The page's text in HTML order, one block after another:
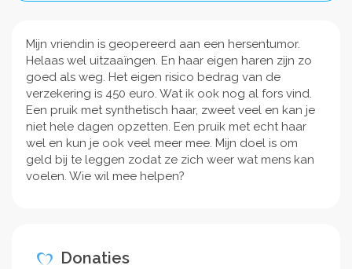
Mijn vriendin is geopereerd aan een hersentumor.
Helaas wel uitzaaïngen. En haar eigen haren zijn zo
goed als weg. Het eigen risico bedrag van de
verzekering is 450 euro. Wat ik ook nog al fors vind.
Een pruik met synthetisch haar, zweet veel en kan je
niet hele dagen opzetten. Een pruik met echt haar
wel en kun je ook veel meer mee. Mijn doel is om
geld bij te leggen zodat ze zich weer wat mens kan
voelen. Wie wil mee helpen?
Donaties